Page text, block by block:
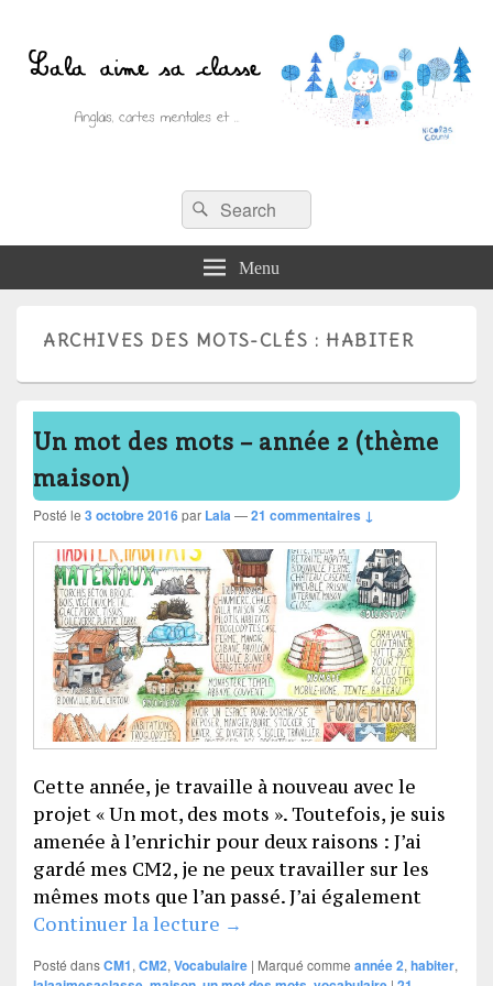
Lala aime sa classe
Anglais, cartes mentales et ….Recherche :
Rechercher
Menu
ARCHIVES DES MOTS-CLÉS : HABITER
Un mot des mots – année 2 (thème
maison)
Posté le 3 octobre 2016par Lala—21 commentaires ↓
Cette année, je travaille à nouveau avec le
projet « Un mot, des mots ». Toutefois, je suis
amenée à l’enrichir pour deux raisons : J’ai
gardé mes CM2, je ne peux travailler sur les
mêmes mots que l’an passé. J’ai également
Continuer la lecture Un mot des mots – année 2
→
Posté dansCM1, CM2, Vocabulaire | Marqué comme année 2, habiter,